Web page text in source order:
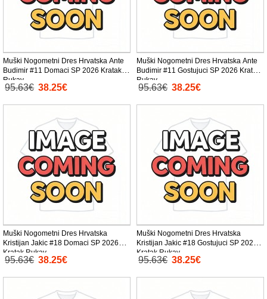
Muški Nogometni Dres Hrvatska Ante
Budimir #11 Domaci SP 2026 Kratak
Rukav
95.63€ 38.25€
Muški Nogometni Dres Hrvatska Ante
Budimir #11 Gostujuci SP 2026 Kratak
Rukav
95.63€ 38.25€
Muški Nogometni Dres Hrvatska
Kristijan Jakic #18 Domaci SP 2026
Kratak Rukav
95.63€ 38.25€
Muški Nogometni Dres Hrvatska
Kristijan Jakic #18 Gostujuci SP 2026
Kratak Rukav
95.63€ 38.25€